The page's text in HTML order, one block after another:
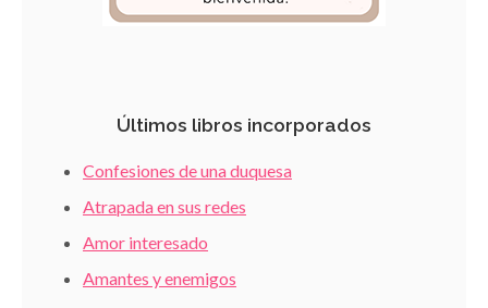
Últimos libros incorporados
Confesiones de una duquesa
Atrapada en sus redes
Amor interesado
Amantes y enemigos